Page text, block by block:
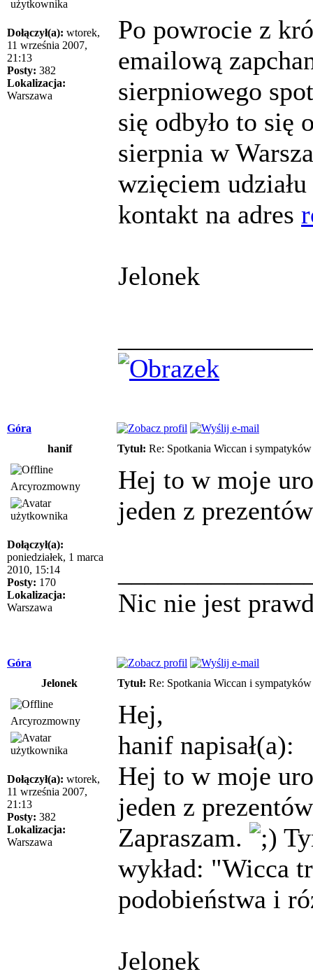
Dołączył(a): wtorek,
11 września 2007,
21:13
Posty: 382
Lokalizacja:
Warszawa
Po powrocie z
emailową
sierpniowego
się odbyło to się
sierpnia w
wzięciem
kontakt na adres
Jelonek
Góra
hanif
Tytuł: Re: Spotkania Wiccan i
Arcyrozmowny
Dołączył(a):
poniedziałek, 1 marca
2010, 15:14
Posty: 170
Lokalizacja:
Warszawa
Hej to w moje
jeden z
Nic nie jest
Góra
Jelonek
Tytuł: Re: Spotkania Wiccan i
Arcyrozmowny
Dołączył(a): wtorek,
11 września 2007,
21:13
Posty: 382
Lokalizacja:
Warszawa
Hej,
hanif napisał(a):
Hej to w moje
jeden z
Zapraszam.
wykład: "Wicca
podobieństwa i
Jelonek